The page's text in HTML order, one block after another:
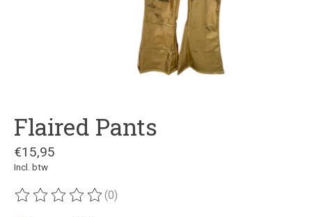
Flaired Pants
€15,95
Incl. btw
De beoordeling van dit product is
(0)